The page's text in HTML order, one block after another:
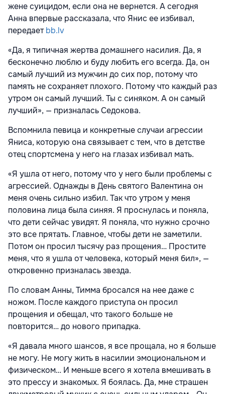
жене суицидом, если она не вернется. А сегодня
Анна впервые рассказала, что Янис ее избивал,
передаетbb.lv
«Да, я типичная жертва домашнего насилия. Да, я
бесконечно люблю и буду любить его всегда. Да, он
самый лучший из мужчин до сих пор, потому что
память не сохраняет плохого. Потому что каждый раз
утром он самый лучший. Ты с синяком. А он самый
лучший», — призналась Седокова.
Вспомнила певица и конкретные случаи агрессии
Яниса, которую она связывает с тем, что в детстве
отец спортсмена у него на глазах избивал мать.
«Я ушла от него, потому что у него были проблемы с
агрессией. Однажды в День святого Валентина он
меня очень сильно избил. Так что утром у меня
половина лица была синяя. Я проснулась и поняла,
что дети сейчас увидят. Я поняла, что нужно срочно
это все прятать. Главное, чтобы дети не заметили.
Потом он просил тысячу раз прощения… Простите
меня, что я ушла от человека, который меня бил», —
откровенно призналась звезда.
По словам Анны, Тимма бросался на нее даже с
ножом. После каждого приступа он просил
прощения и обещал, что такого больше не
повторится… до нового припадка.
«Я давала много шансов, я все прощала, но я больше
не могу. Не могу жить в насилии эмоциональном и
физическом… И меньше всего я хотела вмешивать в
это прессу и знакомых. Я боялась. Да, мне страшен